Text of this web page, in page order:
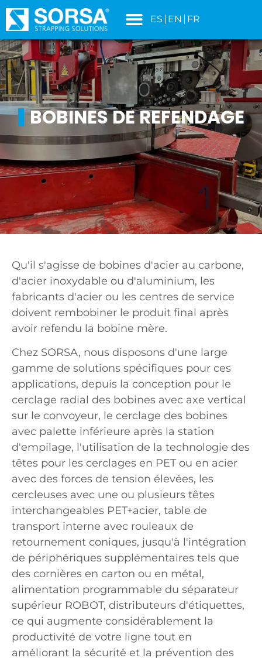
principal
ES EN FR
BOBINES DE REFENDAGE
Qu'il s'agisse de bobines d'acier au carbone,
d'acier inoxydable ou d'aluminium, les
fabricants d'acier ou les centres de service
doivent rembobiner le produit final après
avoir refendu la bobine mère.
Chez SORSA, nous disposons d'une large
gamme de solutions spécifiques pour ces
applications, depuis la conception pour le
cerclage radial des bobines avec axe vertical
sur le convoyeur, le cerclage des bobines
avec palette inférieure après la station
d'empilage, l'utilisation de la technologie des
têtes pour les cerclages en PET ou en acier
avec des forces de tension élevées, les
cercleuses avec une ou plusieurs têtes
interchangeables PET+acier, table de
transport interne avec rouleaux de
retournement coniques, jusqu'à l'intégration
de périphériques supplémentaires tels que
des cornières en carton ou en métal,
alimentation programmable du séparateur
supérieur ROBOT, distributeurs d'étiquettes,
ce qui augmente considérablement la
productivité de votre ligne tout en
améliorant la sécurité et la prévention des